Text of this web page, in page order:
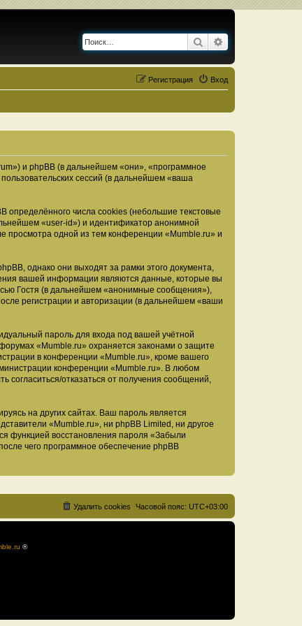
Поиск
Вход
Регистрация
и phpBB (в дальнейшем «они», «программное
сессий (в дальнейшем «ваша
числа cookies (небольшие текстовые
«user-id») и идентификатор анонимной
просмотра одной из тем конференции «Mumble.ru» и
однако они выходят за рамки этого документа,
вашей информации являются данные, которые вы
Гостя (в дальнейшем «анонимные сообщения»),
регистрации и авторизации (в дальнейшем «ваши
пароль для входа под вашей учётной
«Mumble.ru» охраняется законами о защите
в конференции «Mumble.ru», кроме вашего
конференции «Mumble.ru». В любом
согласиться/отказаться от получения сообщений,
на других сайтах. Ваш пароль является
«Mumble.ru», ни phpBB Limited, ни другое
функцией восстановления пароля «Забыли
чего программное обеспечение phpBB
Часовой пояс: UTC+03:00
Удалить cookies
®